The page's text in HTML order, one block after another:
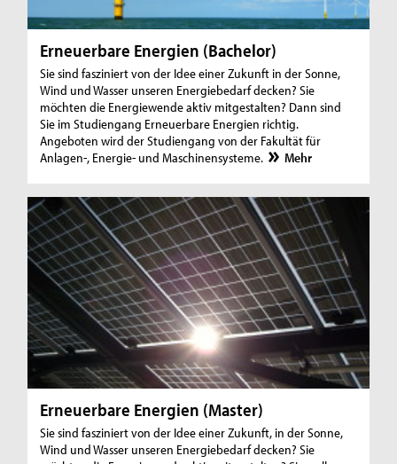
Erneuerbare Energien (Bachelor)
Sie sind fasziniert von der Idee einer Zukunft in der Sonne,
Wind und Wasser unseren Energiebedarf decken? Sie
möchten die Energiewende aktiv mitgestalten? Dann sind
Sie im Studiengang Erneuerbare Energien richtig.
Angeboten wird der Studiengang von der Fakultät für
Anlagen-, Energie- und Maschinensysteme.
Mehr
Erneuerbare Energien (Master)
Sie sind fasziniert von der Idee einer Zukunft, in der Sonne,
Wind und Wasser unseren Energiebedarf decken? Sie